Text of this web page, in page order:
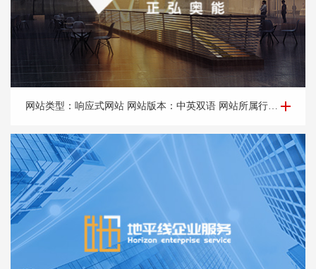
企业网站建设-北京正*奥能环保科技有限公司 网站类型：响应式网站 网站版本：中英双语 网站所属行业：节能、环保、热辐射采暖